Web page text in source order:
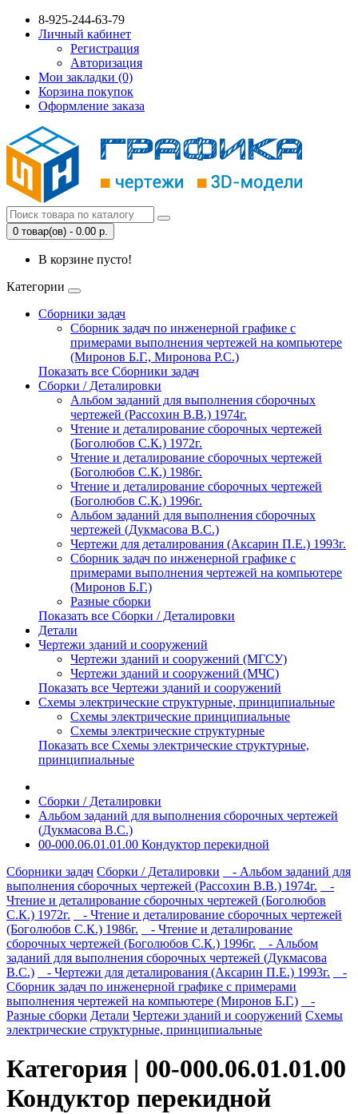
8-925-244-63-79
Личный кабинет
Регистрация
Авторизация
Мои закладки (0)
Корзина покупок
Оформление заказа
0 товар(ов) - 0.00 р.
В корзине пусто!
Категории
Сборники задач
Сборник задач по инженерной графике с
примерами выполнения чертежей на компьютере
(Миронов Б.Г., Миронова Р.С.)
Показать все Сборники задач
Сборки / Деталировки
Альбом заданий для выполнения сборочных
чертежей (Рассохин В.В.) 1974г.
Чтение и деталирование сборочных чертежей
(Боголюбов С.К.) 1972г.
Чтение и деталирование сборочных чертежей
(Боголюбов С.К.) 1986г.
Чтение и деталирование сборочных чертежей
(Боголюбов С.К.) 1996г.
Альбом заданий для выполнения сборочных
чертежей (Дукмасова В.С.)
Чертежи для деталирования (Аксарин П.Е.) 1993г.
Сборник задач по инженерной графике с
примерами выполнения чертежей на компьютере
(Миронов Б.Г.)
Разные сборки
Показать все Сборки / Деталировки
Детали
Чертежи зданий и сооружений
Чертежи зданий и сооружений (МГСУ)
Чертежи зданий и сооружений (МЧС)
Показать все Чертежи зданий и сооружений
Схемы электрические структурные, принципиальные
Схемы электрические принципиальные
Схемы электрические структурные
Показать все Схемы электрические структурные,
принципиальные
Сборки / Деталировки
Альбом заданий для выполнения сборочных чертежей
(Дукмасова В.С.)
00-000.06.01.01.00 Кондуктор перекидной
Сборники задач Сборки / Деталировки
- Альбом заданий для
выполнения сборочных чертежей (Рассохин В.В.) 1974г.
-
Чтение и деталирование сборочных чертежей (Боголюбов
С.К.) 1972г.
- Чтение и деталирование сборочных чертежей
(Боголюбов С.К.) 1986г.
- Чтение и деталирование
сборочных чертежей (Боголюбов С.К.) 1996г.
- Альбом
заданий для выполнения сборочных чертежей (Дукмасова
В.С.)
- Чертежи для деталирования (Аксарин П.Е.) 1993г.
-
Сборник задач по инженерной графике с примерами
выполнения чертежей на компьютере (Миронов Б.Г.)
-
Разные сборки Детали Чертежи зданий и сооружений Схемы
электрические структурные, принципиальные
Категория | 00-000.06.01.01.00
Кондуктор перекидной